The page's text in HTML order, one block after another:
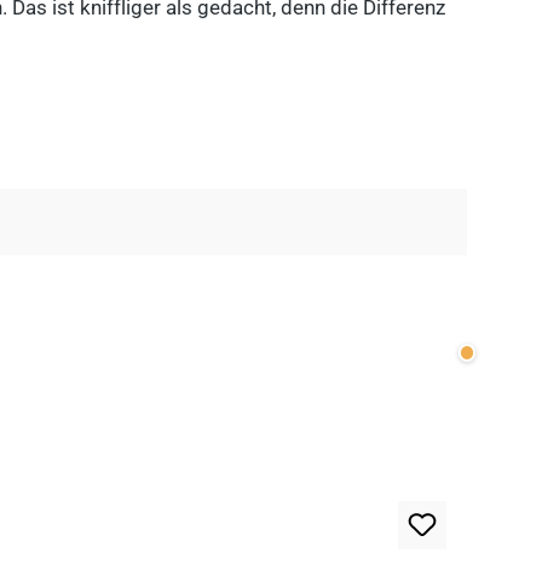
Das ist kniffliger als gedacht, denn die Differenz
Wenige